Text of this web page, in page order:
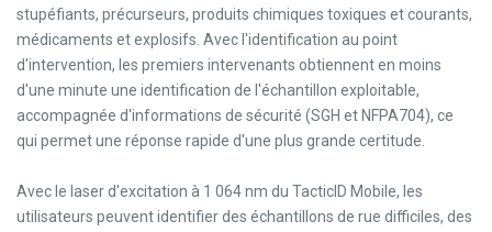
stupéfiants, précurseurs, produits chimiques toxiques et courants,
médicaments et explosifs. Avec l'identification au point
d'intervention, les premiers intervenants obtiennent en moins
d'une minute une identification de l'échantillon exploitable,
accompagnée d'informations de sécurité (SGH et NFPA704), ce
qui permet une réponse rapide d'une plus grande certitude.
Avec le laser d'excitation à 1 064 nm du TacticID Mobile, les
utilisateurs peuvent identifier des échantillons de rue difficiles, des